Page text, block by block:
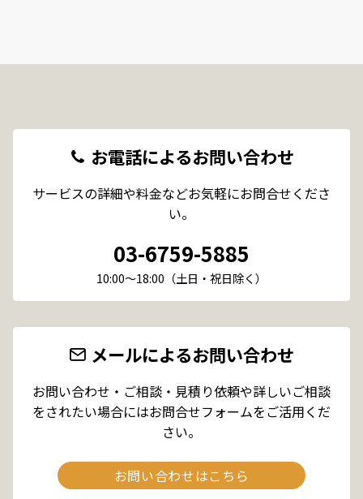
お電話によるお問い合わせ
サービスの詳細や料金などお気軽にお問合せくださ
い。
03-6759-5885
10:00～18:00（土日・祝日除く）
メールによるお問い合わせ
お問い合わせ・ご相談・見積り依頼や詳しいご相談
をされたい場合にはお問合せフォームをご活用くだ
さい。
お問い合わせはこちら